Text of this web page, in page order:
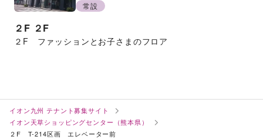
常設
２F ２F
２F　ファッションとお子さまのフロア
イオン九州 テナント募集サイト
イオン天草ショッピングセンター（熊本県）
２F T-214区画 エレベーター前